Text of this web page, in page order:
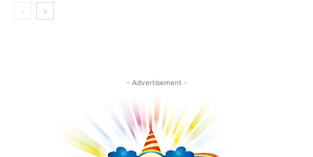
- Advertisement -